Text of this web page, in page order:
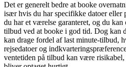
Det er generelt bedre at booke
især hvis du har specifikke datoer eller
du har et værelse garanteret, og du
tilbud ved at booke i god tid. Dog kan
kan drage fordel af last minute-tilbud,
rejsedatoer og
ventetiden på tilbud kan være